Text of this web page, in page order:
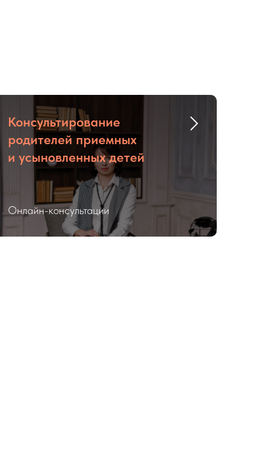
Консультирование
родителей приемных
и усыновленных детей
Онлайн-консультации